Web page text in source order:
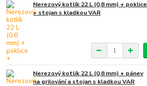
Nerezový kotlík 22 L (0,8 mm) + poklice
+ stojan s kladkou VAR
Nerezový kotlík 22 L (0,8 mm) + pánev
na grilování a stojan s kladkou VAR